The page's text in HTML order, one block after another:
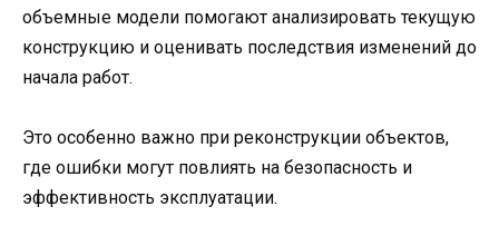
объемные модели помогают анализировать текущую
конструкцию и оценивать последствия изменений до
начала работ.
Это особенно важно при реконструкции объектов,
где ошибки могут повлиять на безопасность и
эффективность эксплуатации.